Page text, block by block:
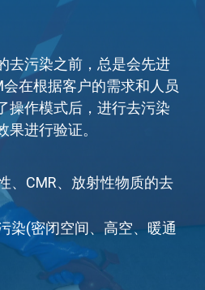
去污染之前，总是会先进
会在根据客户的需求和人员
操作模式后，进行去污染
进行验证。
、CMR、放射性物质的去
染(密闭空间、高空、暖通